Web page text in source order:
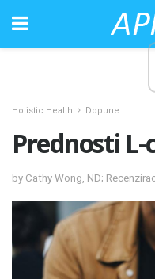
Holistic Health Dopune
Prednosti
by Cathy Wong, ND;